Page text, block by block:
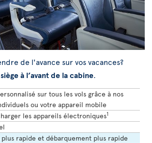
de l'avance sur vos vacances?
à l’avant de la cabine.
sur tous les vols grâce à nos
ou votre appareil mobile
les appareils électroniques1
rapide et débarquement plus rapide